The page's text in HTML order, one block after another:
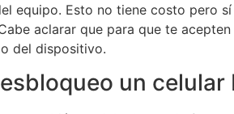
equipo. Esto no tiene costo pero
aclarar que para que te
del dispositivo.
un celular